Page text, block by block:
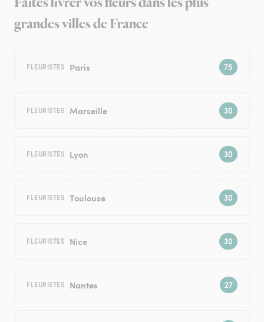
grandes villes de France
FLEURISTES Paris
FLEURISTES Marseille
FLEURISTES Lyon
FLEURISTES Toulouse
FLEURISTES Nice
FLEURISTES Nantes